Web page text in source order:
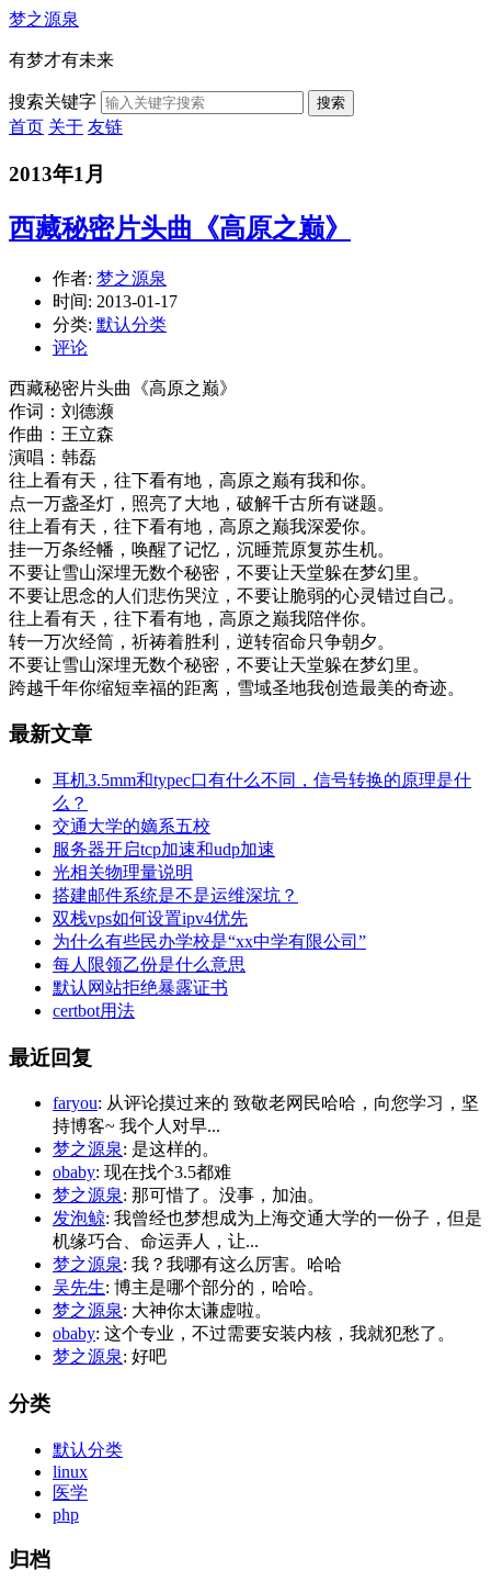
梦之源泉
有梦才有未来
搜索关键字 搜索
首页 关于 友链
2013年1月
西藏秘密片头曲《高原之巅》
作者: 梦之源泉
时间: 2013-01-17
分类: 默认分类
评论
西藏秘密片头曲《高原之巅》
作词：刘德濒
作曲：王立森
演唱：韩磊
往上看有天，往下看有地，高原之巅有我和你。
点一万盏圣灯，照亮了大地，破解千古所有谜题。
往上看有天，往下看有地，高原之巅我深爱你。
挂一万条经幡，唤醒了记忆，沉睡荒原复苏生机。
不要让雪山深埋无数个秘密，不要让天堂躲在梦幻里。
不要让思念的人们悲伤哭泣，不要让脆弱的心灵错过自己。
往上看有天，往下看有地，高原之巅我陪伴你。
转一万次经筒，祈祷着胜利，逆转宿命只争朝夕。
不要让雪山深埋无数个秘密，不要让天堂躲在梦幻里。
跨越千年你缩短幸福的距离，雪域圣地我创造最美的奇迹。
最新文章
耳机3.5mm和typec口有什么不同，信号转换的原理是什
么？
交通大学的嫡系五校
服务器开启tcp加速和udp加速
光相关物理量说明
搭建邮件系统是不是运维深坑？
双栈vps如何设置ipv4优先
为什么有些民办学校是“xx中学有限公司”
每人限领乙份是什么意思
默认网站拒绝暴露证书
certbot用法
最近回复
faryou: 从评论摸过来的 致敬老网民哈哈，向您学习，坚
持博客~ 我个人对早...
梦之源泉: 是这样的。
obaby: 现在找个3.5都难
梦之源泉: 那可惜了。没事，加油。
发泡鲸: 我曾经也梦想成为上海交通大学的一份子，但是
机缘巧合、命运弄人，让...
梦之源泉: 我？我哪有这么厉害。哈哈
吴先生: 博主是哪个部分的，哈哈。
梦之源泉: 大神你太谦虚啦。
obaby: 这个专业，不过需要安装内核，我就犯愁了。
梦之源泉: 好吧
分类
默认分类
linux
医学
php
归档